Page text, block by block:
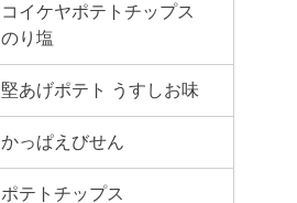
コイケヤポテトチップス
のり塩
堅あげポテト うすしお味
かっぱえびせん
ポテトチップス